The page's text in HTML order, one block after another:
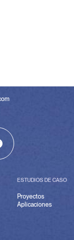
ESTUDIOS DE CASO
Proyectos
Aplicaciones